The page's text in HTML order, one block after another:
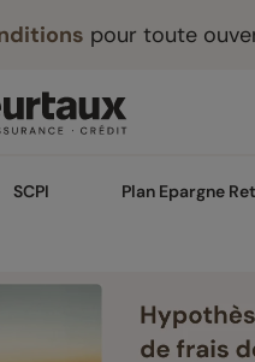
pour toute
SCPI Plan Epargne